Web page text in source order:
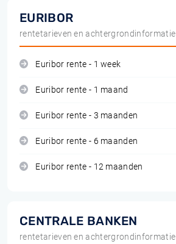
EURIBOR
rentetarieven en achtergrondinformatie
Euribor rente - 1 week
Euribor rente - 1 maand
Euribor rente - 3 maanden
Euribor rente - 6 maanden
Euribor rente - 12 maanden
CENTRALE BANKEN
rentetarieven en achtergrondinformatie